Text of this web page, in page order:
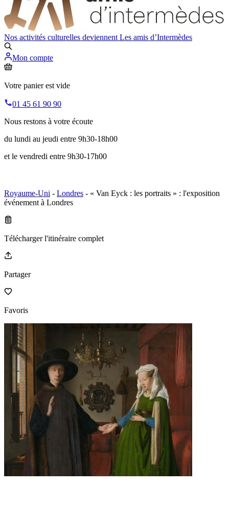
Nos activités culturelles deviennent Les amis d’Intermèdes
Mon compte
Votre panier est vide
01 45 61 90 90
Nous restons à votre écoute
du lundi au jeudi entre 9h30-18h00
et le vendredi entre 9h30-17h00
Royaume-Uni - Londres - « Van Eyck : les portraits » : l'exposition
événement à Londres
Télécharger l'itinéraire complet
Partager
Favoris